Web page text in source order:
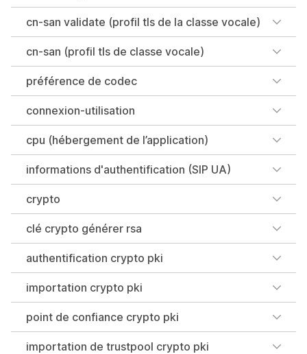
cn-san validate (profil tls de la classe vocale)
cn-san (profil tls de classe vocale)
préférence de codec
connexion-utilisation
cpu (hébergement de l’application)
informations d'authentification (SIP UA)
crypto
clé crypto générer rsa
authentification crypto pki
importation crypto pki
point de confiance crypto pki
importation de trustpool crypto pki